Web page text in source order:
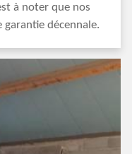
à noter que nos
garantie décennale.